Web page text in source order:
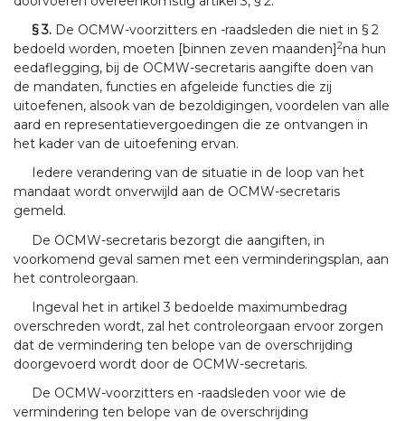
§ 3. De OCMW-voorzitters en -raadsleden die niet in § 2
bedoeld worden, moeten [binnen zeven maanden]2na hun
eedaflegging, bij de OCMW-secretaris aangifte doen van
de mandaten, functies en afgeleide functies die zij
uitoefenen, alsook van de bezoldigingen, voordelen van alle
aard en representatievergoedingen die ze ontvangen in
het kader van de uitoefening ervan.
Iedere verandering van de situatie in de loop van het
mandaat wordt onverwijld aan de OCMW-secretaris
gemeld.
De OCMW-secretaris bezorgt die aangiften, in
voorkomend geval samen met een verminderingsplan, aan
het controleorgaan.
Ingeval het in artikel 3 bedoelde maximumbedrag
overschreden wordt, zal het controleorgaan ervoor zorgen
dat de vermindering ten belope van de overschrijding
doorgevoerd wordt door de OCMW-secretaris.
De OCMW-voorzitters en -raadsleden voor wie de
vermindering ten belope van de overschrijding